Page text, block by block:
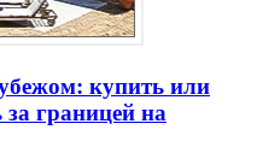
купить или
границей на